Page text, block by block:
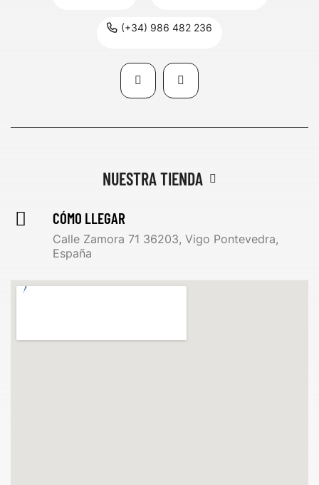
(+34) 986 482 236
NUESTRA TIENDA
CÓMO LLEGAR
Calle Zamora 71 36203, Vigo Pontevedra,
España